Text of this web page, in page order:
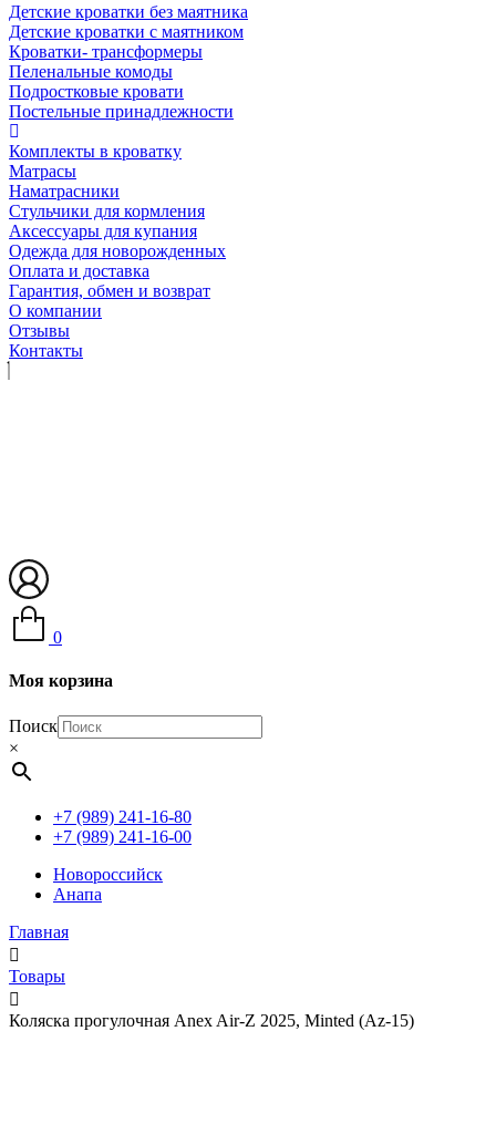
Детские кроватки без маятника
Детские кроватки с маятником
Кроватки- трансформеры
Пеленальные комоды
Подростковые кровати
Постельные принадлежности
Комплекты в кроватку
Матрасы
Наматрасники
Стульчики для кормления
Аксессуары для купания
Одежда для новорожденных
Оплата и доставка
Гарантия, обмен и возврат
О компании
Отзывы
Контакты
0
Моя корзина
Поиск
×
+7 (989) 241-16-80
+7 (989) 241-16-00
Новороссийск
Анапа
Главная
Товары
Коляска прогулочная Anex Air-Z 2025, Minted (Az-15)